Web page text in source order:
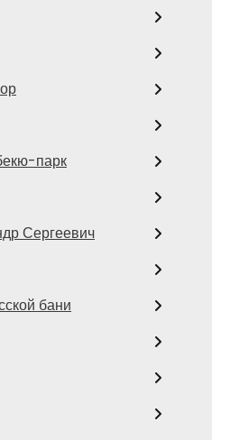
парк
Сергеевич
бани